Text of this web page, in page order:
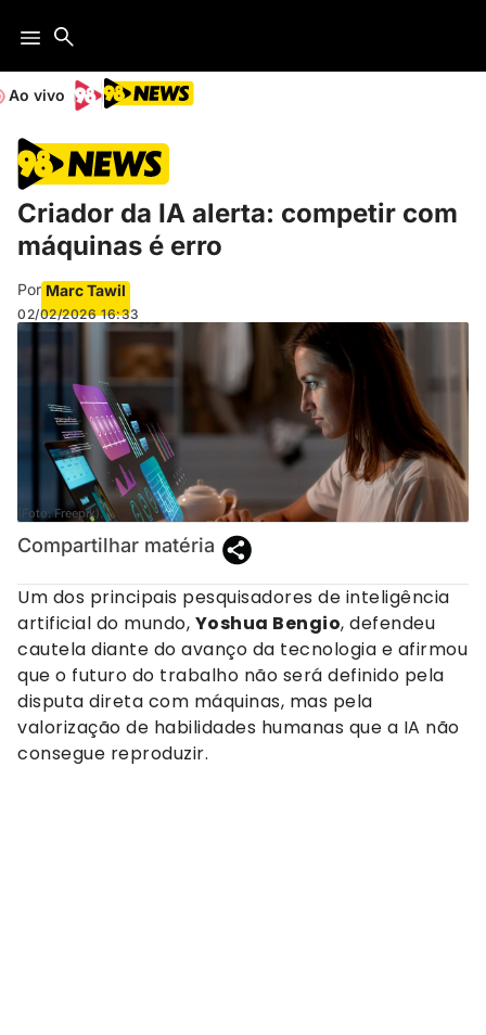
Ao vivo
Criador da IA alerta: competir com
máquinas é erro
Por Marc Tawil
02/02/2026 16:33
(Foto: Freepik).
Compartilhar matéria
Um dos principais pesquisadores de inteligência
artificial do mundo, Yoshua Bengio, defendeu
cautela diante do avanço da tecnologia e afirmou
que o futuro do trabalho não será definido pela
disputa direta com máquinas, mas pela
valorização de habilidades humanas que a IA não
consegue reproduzir.